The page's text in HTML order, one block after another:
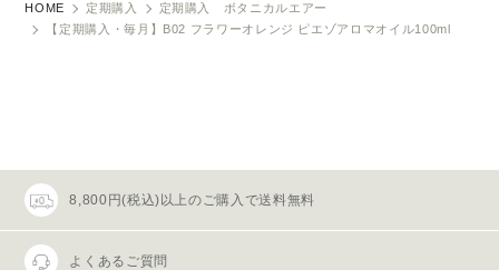
HOME 定期購入
定期購入 ボタニカルエアー
【定期購入・毎月】B02 フラワーオレンジ ピエゾアロマオイル100ml
8,800円(税込)以上のご購入で送料無料
よくあるご質問